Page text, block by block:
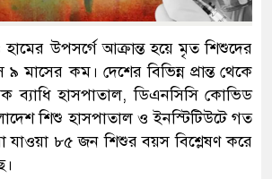
উপসর্গে আক্রান্ত হয়ে মৃত শিশুদের
মাসের কম। দেশের বিভিন্ন প্রান্ত থেকে
ব্যাধি হাসপাতাল, ডিএনসিসি কোভিড
শিশু হাসপাতাল ও ইনস্টিটিউটে গত
যাওয়া ৮৫ জন শিশুর বয়স বিশ্লেষণ করে